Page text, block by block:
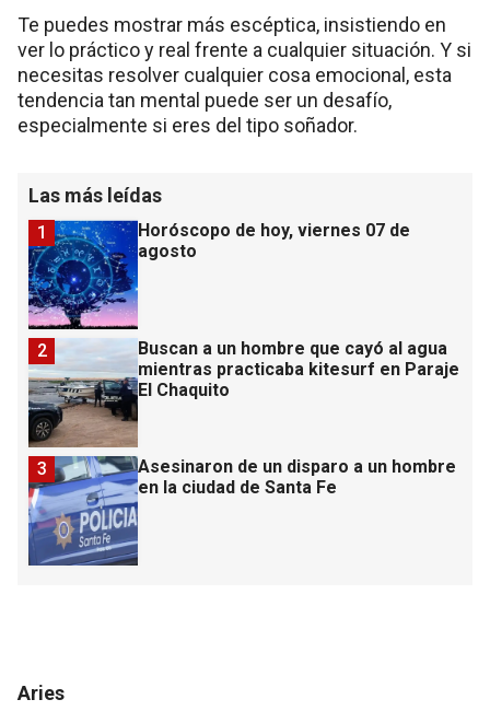
Te puedes mostrar más escéptica, insistiendo en
ver lo práctico y real frente a cualquier situación. Y si
necesitas resolver cualquier cosa emocional, esta
tendencia tan mental puede ser un desafío,
especialmente si eres del tipo soñador.
Las más leídas
Horóscopo de hoy, viernes 07 de
agosto
1
Buscan a un hombre que cayó al agua
mientras practicaba kitesurf en Paraje
El Chaquito
2
Asesinaron de un disparo a un hombre
en la ciudad de Santa Fe
3
Aries